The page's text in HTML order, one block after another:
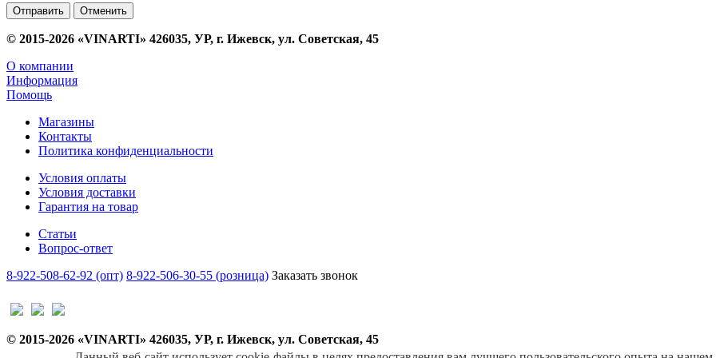
Отменить
© 2015-2026 «VINARTI» 426035, УР, г. Ижевск, ул. Советская, 45
О компании
Информация
Помощь
Магазины
Контакты
Политика конфиденциальности
Условия оплаты
Условия доставки
Гарантия на товар
Статьи
Вопрос-ответ
8-922-508-62-92 (опт) 8-922-506-30-55 (розница) Заказать звонок
© 2015-2026 «VINARTI» 426035, УР, г. Ижевск, ул. Советская, 45